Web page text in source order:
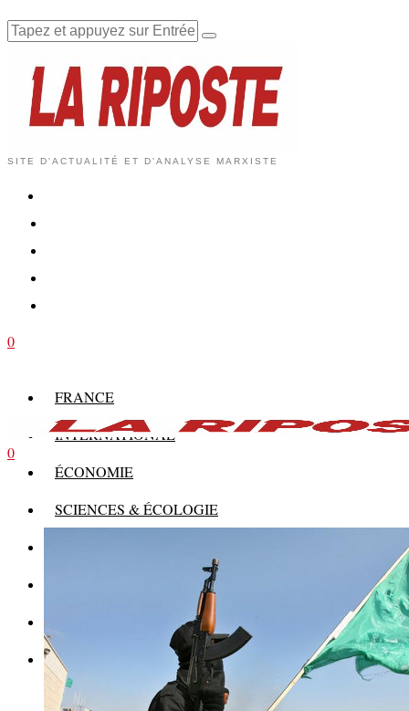
SITE D'ACTUALITÉ ET D'ANALYSE MARXISTE
0
FRANCE
INTERNATIONAL
ÉCONOMIE
SCIENCES & ÉCOLOGIE
MULTIMÉDIAS
0